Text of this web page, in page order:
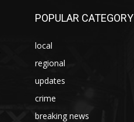
POPULAR CATEGORY
local
regional
updates
crime
breaking news